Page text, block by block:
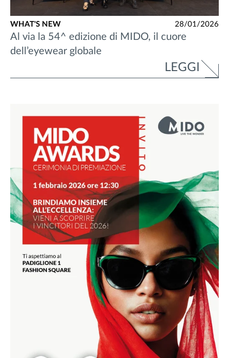
WHAT'S NEW 28/01/2026
Al via la 54^ edizione di MIDO, il cuore
dell’eyewear globale
LEGGI